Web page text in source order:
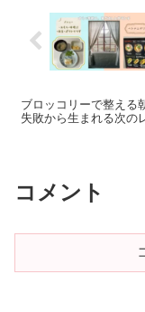
ブロッコリーで整える
失敗から生まれる次の
コメント